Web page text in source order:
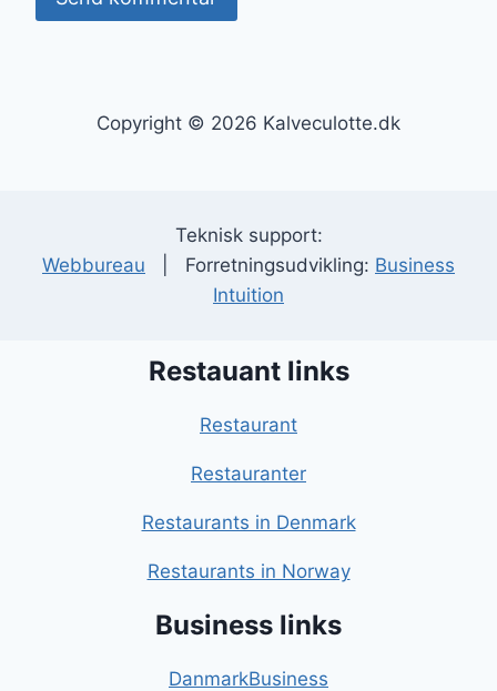
Copyright © 2026 Kalveculotte.dk
Teknisk support:
Webbureau | Forretningsudvikling: Business
Intuition
Restauant links
Restaurant
Restauranter
Restaurants in Denmark
Restaurants in Norway
Business links
DanmarkBusiness